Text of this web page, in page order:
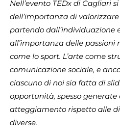
Nell’evento TEDx di Cagliari
dell’importanza di
partendo dall’individuazione
all’importanza delle passioni
come lo sport. L’arte come
comunicazione sociale, e
ciascuno di noi sia fatta di
opportunità, spesso generate
atteggiamento rispetto alle
diverse.